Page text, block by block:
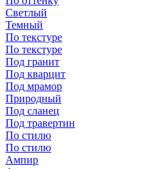
Светлый
Темный
По текстуре
По текстуре
Под гранит
Под кварцит
Под мрамор
Природный
Под сланец
Под травертин
По стилю
По стилю
Ампир